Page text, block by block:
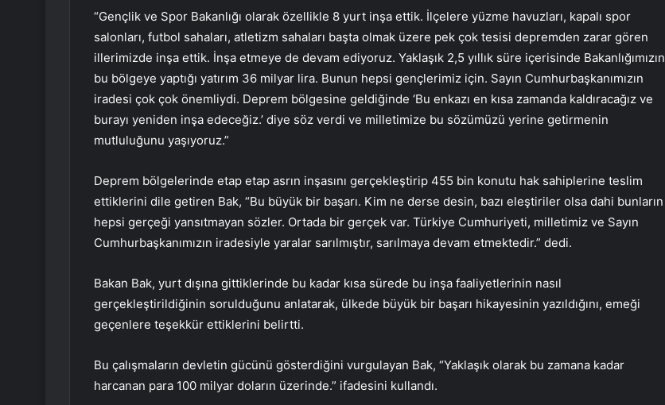
“Gençlik ve Spor Bakanlığı olarak özellikle 8 yurt inşa ettik. İlçelere yüzme havuzları, kapalı spor
salonları, futbol sahaları, atletizm sahaları başta olmak üzere pek çok tesisi depremden zarar gören
illerimizde inşa ettik. İnşa etmeye de devam ediyoruz. Yaklaşık 2,5 yıllık süre içerisinde Bakanlığımızın
bu bölgeye yaptığı yatırım 36 milyar lira. Bunun hepsi gençlerimiz için. Sayın Cumhurbaşkanımızın
iradesi çok çok önemliydi. Deprem bölgesine geldiğinde ‘Bu enkazı en kısa zamanda kaldıracağız ve
burayı yeniden inşa edeceğiz.’ diye söz verdi ve milletimize bu sözümüzü yerine getirmenin
mutluluğunu yaşıyoruz.”
Deprem bölgelerinde etap etap asrın inşasını gerçekleştirip 455 bin konutu hak sahiplerine teslim
ettiklerini dile getiren Bak, “Bu büyük bir başarı. Kim ne derse desin, bazı eleştiriler olsa dahi bunların
hepsi gerçeği yansıtmayan sözler. Ortada bir gerçek var. Türkiye Cumhuriyeti, milletimiz ve Sayın
Cumhurbaşkanımızın iradesiyle yaralar sarılmıştır, sarılmaya devam etmektedir.” dedi.
Bakan Bak, yurt dışına gittiklerinde bu kadar kısa sürede bu inşa faaliyetlerinin nasıl
gerçekleştirildiğinin sorulduğunu anlatarak, ülkede büyük bir başarı hikayesinin yazıldığını, emeği
geçenlere teşekkür ettiklerini belirtti.
Bu çalışmaların devletin gücünü gösterdiğini vurgulayan Bak, “Yaklaşık olarak bu zamana kadar
harcanan para 100 milyar doların üzerinde.” ifadesini kullandı.